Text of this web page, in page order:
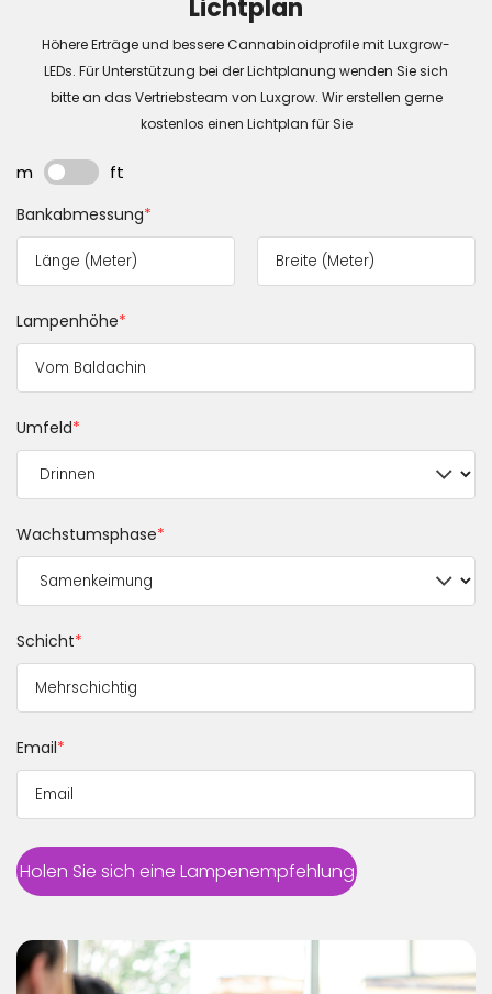
Lichtplan
Höhere Erträge und bessere Cannabinoidprofile mit Luxgrow-
LEDs. Für Unterstützung bei der Lichtplanung wenden Sie sich
bitte an das Vertriebsteam von Luxgrow. Wir erstellen gerne
kostenlos einen Lichtplan für Sie
m ft
Bankabmessung*
Lampenhöhe*
Umfeld*
Wachstumsphase*
Schicht*
Email*
Holen Sie sich eine Lampenempfehlung